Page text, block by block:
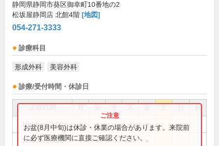
静岡県静岡市葵区御幸町10番地の2
松坂屋静岡店 北館4階 [地図]
054-271-3333
診療科目
形成外科 美容外科
診療/受付時間・休診日
祝
10:00～13:00 ● ● ● ●
14:00～18:00 ● ● ●
お盆(8月中旬)は休診・休業の場合があります。来院前
に必ず医療機関に直接ご確認ください。